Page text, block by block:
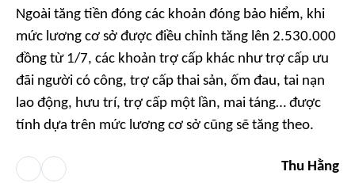
Ngoài tăng tiền đóng các khoản đóng bảo hiểm, khi
mức lương cơ sở được điều chỉnh tăng lên 2.530.000
đồng từ 1/7, các khoản trợ cấp khác như trợ cấp ưu
đãi người có công, trợ cấp thai sản, ốm đau, tai nạn
lao động, hưu trí, trợ cấp một lần, mai táng… được
tính dựa trên mức lương cơ sở cũng sẽ tăng theo.
Thu Hằng